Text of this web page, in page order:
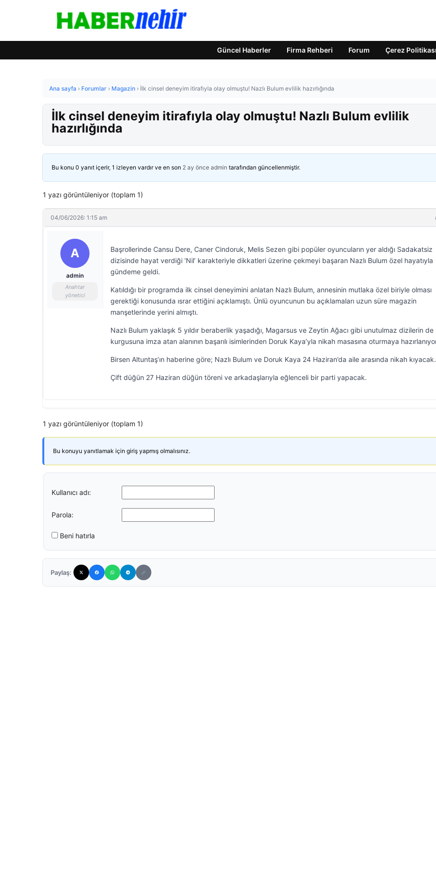
Güncel Haberler Firma Rehberi Forum Çerez Politikası
Ana sayfa › Forumlar › Magazin › İlk cinsel deneyim itirafıyla olay olmuştu! Nazlı Bulum evlilik hazırlığında
İlk cinsel deneyim itirafıyla olay olmuştu! Nazlı Bulum evlilik
hazırlığında
Bu konu 0 yanıt içerir, 1 izleyen vardır ve en son 2 ay önce admin tarafından güncellenmiştir.
1 yazı görüntüleniyor (toplam 1)
04/06/2026: 1:15 am
A
admin
Anahtar
yönetici
Başrollerinde Cansu Dere, Caner Cindoruk, Melis Sezen gibi popüler oyuncuların yer aldığı Sadakatsiz
dizisinde hayat verdiği ‘Nil’ karakteriyle dikkatleri üzerine çekmeyi başaran Nazlı Bulum özel hayatıyla
gündeme geldi.
Katıldığı bir programda ilk cinsel deneyimini anlatan Nazlı Bulum, annesinin mutlaka özel biriyle olması
gerektiği konusunda ısrar ettiğini açıklamıştı. Ünlü oyuncunun bu açıklamaları uzun süre magazin
manşetlerinde yerini almıştı.
Nazlı Bulum yaklaşık 5 yıldır beraberlik yaşadığı, Magarsus ve Zeytin Ağacı gibi unutulmaz dizilerin de
kurgusuna imza atan alanının başarılı isimlerinden Doruk Kaya’yla nikah masasına oturmaya
Birsen Altuntaş’ın haberine göre; Nazlı Bulum ve Doruk Kaya 24 Haziran’da aile arasında nikah kıyacak.
Çift düğün 27 Haziran düğün töreni ve arkadaşlarıyla eğlenceli bir parti yapacak.
1 yazı görüntüleniyor (toplam 1)
Bu konuyu yanıtlamak için giriş yapmış olmalısınız.
Kullanıcı adı:
Parola:
Beni hatırla
Paylaş: